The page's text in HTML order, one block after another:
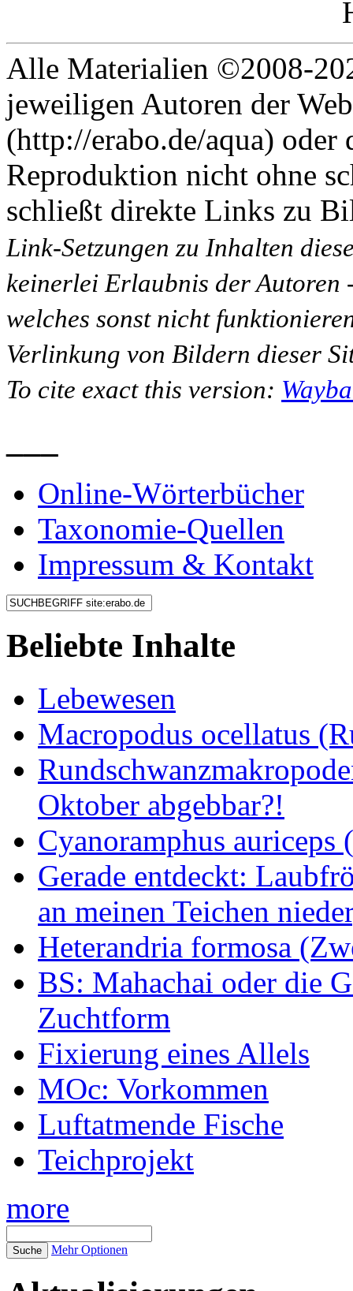
Alle Materialien ©2008-
jeweiligen Autoren der
(http://erabo.de/aqua) oder
Reproduktion nicht ohne
schließt direkte Links zu
Link-Setzungen zu Inhalten
keinerlei Erlaubnis der Autoren
welches sonst nicht
Verlinkung von Bildern dieser
To cite exact this version:
Online-Wörterbücher
Taxonomie-Quellen
Impressum & Kontakt
Beliebte Inhalte
Lebewesen
Macropodus ocellatus
Oktober abgebbar?!
Cyanoramphus
Gerade entdeckt:
an meinen Teichen
Heterandria formosa
BS: Mahachai oder die
Zuchtform
Fixierung eines Allels
MOc: Vorkommen
Luftatmende Fische
Teichprojekt
more
Mehr Optionen